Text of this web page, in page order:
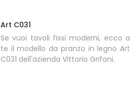
Art C031
Se vuoi tavoli fissi moderni, ecco a
te il modello da pranzo in legno Art
C031 dell'azienda Vittorio Grifoni.